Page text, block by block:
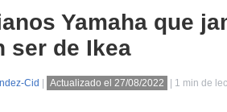
Yamaha que
ser de Ikea
Cid Actualizado el 27/08/2022 | 1 min de